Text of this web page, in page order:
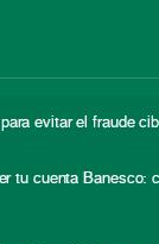
evitar el fraude
tu cuenta Banesco: